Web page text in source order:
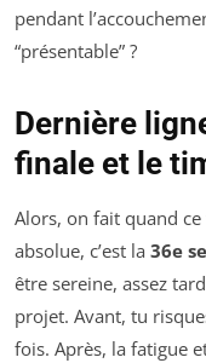
pendant
“présentable” ?
Dernière
finale et le
Alors, on fait quand
absolue, c’est la 36e
être sereine, assez
projet. Avant, tu
fois. Après, la fatigue